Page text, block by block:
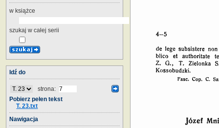
w książce
szukaj w całej serii
Idź do
strona:
Pobierz pełen tekst
T. 23.txt
Nawigacja